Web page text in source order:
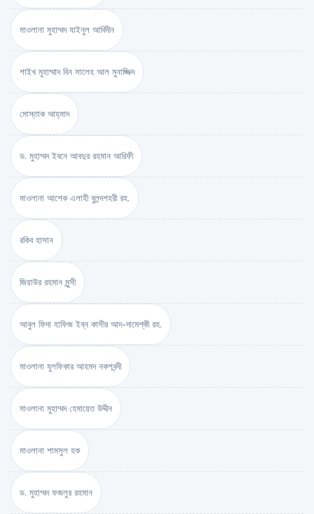
মাওলানা মুহাম্মদ যাইনুল আবিদীন
শাইখ মুহাম্মাদ বিন সালেহ আল মুনাজ্জিদ
মোস্তাক আহ্‌মাদ
ড. মুহাম্মদ ইবনে আবদুর রহমান আরিফী
মাওলানা আশেক এলাহী বুলন্দশহরী রহ.
রকিব হাসান
জিয়াউর রহমান মুন্সী
আবুল ফিদা হাফিজ ইব্‌ন কাসীর আদ-দামেশ্‌কী রহ.
মাওলানা যুলফিকার আহমদ নকশবন্দী
মাওলানা মুহাম্মদ হেমায়েত উদ্দীন
মাওলানা শামসুল হক
ড. মুহাম্মদ ফজলুর রহমান